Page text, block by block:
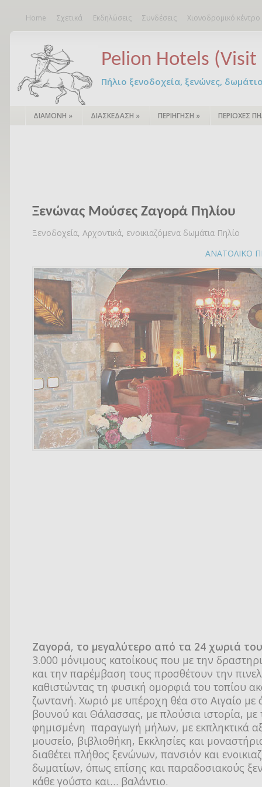
Home Σχετικά Εκδηλώσεις Συνδέσεις Χιονοδρομικό
Pelion Hotels (Visit
Πήλιο ξενοδοχεία, ξενώνες,
ΔΙΑΜΟΝΗ » ΔΙΑΣΚΕΔΑΣΗ » ΠΕΡΙΗΓΗΣΗ » ΠΕΡΙΟΧΕΣ
Ξενώνας Μούσες Ζαγορά Πηλίου
Ξενοδοχεία, Αρχοντικά, ενοικιαζόμενα δωμάτια Πηλίο
ΑΝΑΤΟΛΙΚΟ
Ζαγορά, το μεγαλύτερο από τα 24 χωριά
3.000 μόνιμους κατοίκους που με την
και την παρέμβαση τους προσθέτουν την
καθιστώντας τη φυσική ομορφιά του τοπίου
ζωντανή. Χωριό με υπέροχη θέα στο Αιγαίο
βουνού και Θάλασσας, με πλούσια ιστορία,
φημισμένη παραγωγή μήλων, με εκπληκτικά
μουσείο, βιβλιοθήκη, Εκκλησίες και
διαθέτει πλήθος ξενώνων, πανσιόν και
δωματίων, όπως επίσης και παραδοσιακούς
κάθε γούστο και… βαλάντιο.